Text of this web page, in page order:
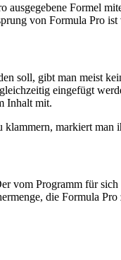
Formel
von Formula Pro
soll, gibt man meist
eingefügt
Inhalt mit.
markiert
vom Programm für
die Formula